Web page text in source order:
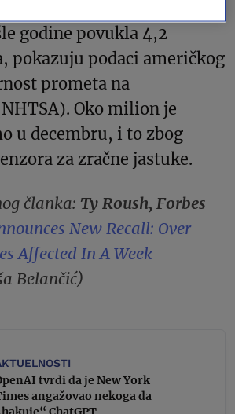
godine povukla 4,2
pokazuju podaci američkog
prometa na
Oko milion je
u decembru, i to zbog
za zračne jastuke.
članka: Ty Roush, Forbes
New Recall: Over
Affected In A Week
Belančić)
tvrdi da je New York
angažovao nekoga da